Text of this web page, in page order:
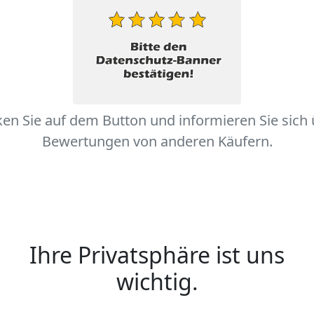
Sie auf dem Button und informieren Sie sich
Bewertungen von anderen Käufern.
Ihre Privatsphäre ist uns
wichtig.